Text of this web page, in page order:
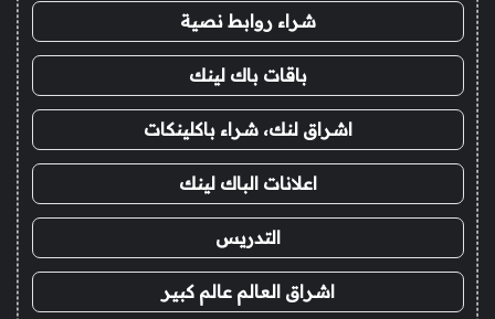
شراء روابط نصية
باقات باك لينك
اشراق لنك، شراء باكلينكات
اعلانات الباك لينك
التدريس
اشراق العالم عالم كبير